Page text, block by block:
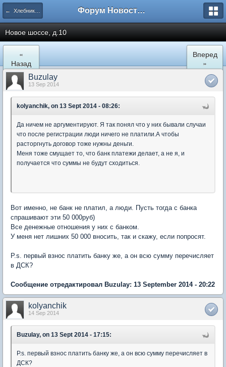
← Хлебниково Форум Новостройки
Новое шоссе, д.10
«
Назад
Вперед
»
Buzulay
13 Sep 2014
kolyanchik, on 13 Sept 2014 - 08:26:
Да ничем не аргументируют. Я так понял что у них бывали случаи
что после регистрации люди ничего не платили.А чтобы
расторгнуть договор тоже нужны деньги.
Меня тоже смущает то, что банк платежи делает, а не я, и
получается что суммы не будут сходиться.
Вот именно, не банк не платил, а люди. Пусть тогда с банка
спрашивают эти 50 000руб)
Все денежные отношения у них с банком.
У меня нет лишних 50 000 вносить, так и скажу, если попросят.
P.s. первый взнос платить банку же, а он всю сумму перечисляет
в ДСК?
Сообщение отредактировал Buzulay: 13 September 2014 - 20:22
kolyanchik
14 Sep 2014
Buzulay, on 13 Sept 2014 - 17:15:
P.s. первый взнос платить банку же, а он всю сумму перечисляет в
ДСК?